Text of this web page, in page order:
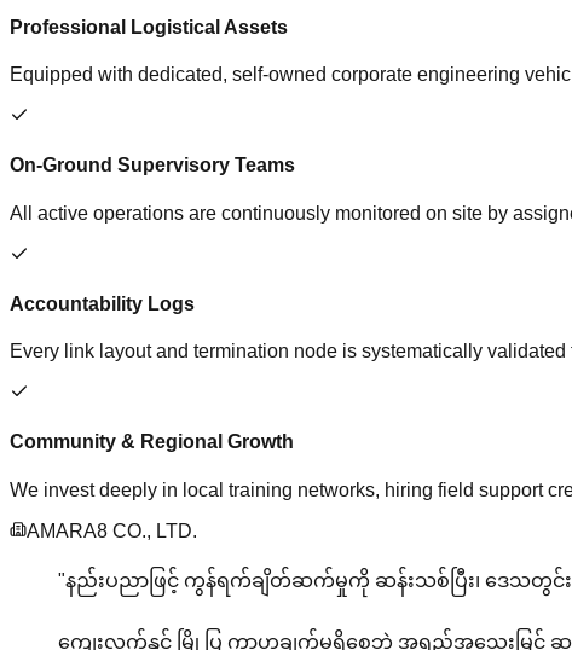
Professional Logistical Assets
Equipped with dedicated, self-owned corporate engineering
On-Ground Supervisory Teams
All active operations are continuously monitored on site by
Accountability Logs
Every link layout and termination node is systematically
Community & Regional Growth
We invest deeply in local training networks, hiring field support
AMARA8 CO., LTD.
"နည်းပညာဖြင့် ကွန်ရက်ချိတ်ဆက်မှုကို ဆန်းသစ်ပြီး၊ ဒေသတွင်
ကျေးလက်နှင့် မြို့ပြ ကွာဟချက်မရှိစေဘဲ အရည်အသွေးမြင့်